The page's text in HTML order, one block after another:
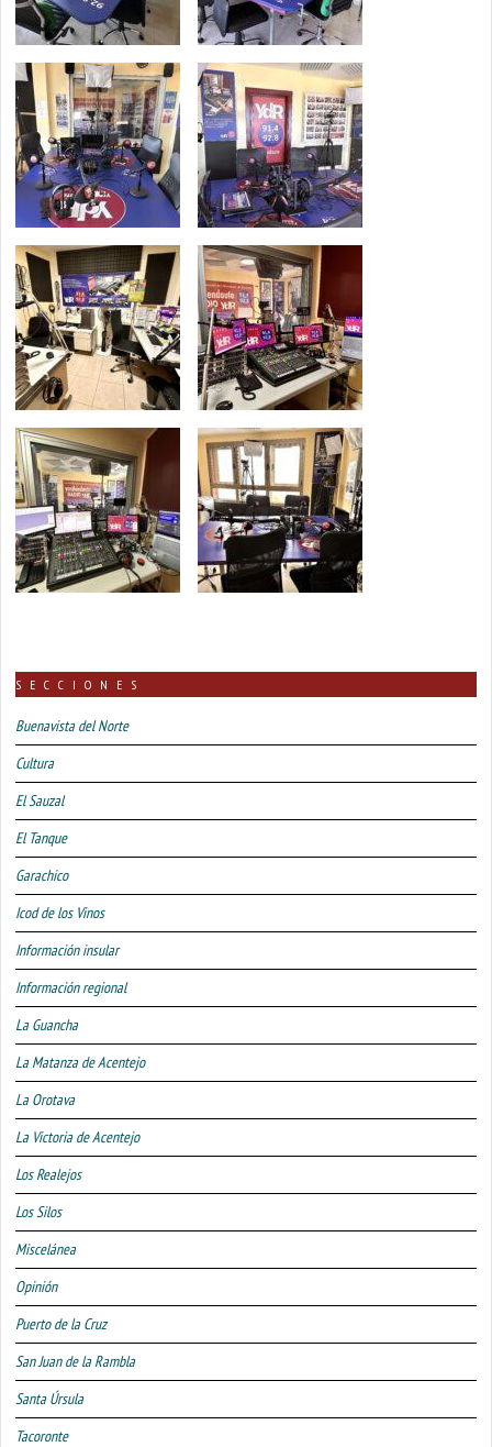
SECCIONES
Buenavista del Norte
Cultura
El Sauzal
El Tanque
Garachico
Icod de los Vinos
Información insular
Información regional
La Guancha
La Matanza de Acentejo
La Orotava
La Victoria de Acentejo
Los Realejos
Los Silos
Miscelánea
Opinión
Puerto de la Cruz
San Juan de la Rambla
Santa Úrsula
Tacoronte